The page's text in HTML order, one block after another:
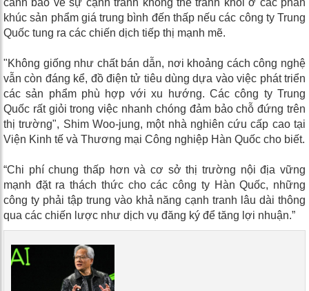
khúc sản phẩm giá trung bình đến thấp nếu các công ty Trung
Quốc tung ra các chiến dịch tiếp thị mạnh mẽ.
"Không giống như chất bán dẫn, nơi khoảng cách công nghệ
vẫn còn đáng kể, đồ điện tử tiêu dùng dựa vào việc phát triển
các sản phẩm phù hợp với xu hướng. Các công ty Trung
Quốc rất giỏi trong việc nhanh chóng đảm bảo chỗ đứng trên
thị trường", Shim Woo-jung, một nhà nghiên cứu cấp cao tại
Viện Kinh tế và Thương mại Công nghiệp Hàn Quốc cho biết.
“Chi phí chung thấp hơn và cơ sở thị trường nội địa vững
mạnh đặt ra thách thức cho các công ty Hàn Quốc, những
công ty phải tập trung vào khả năng cạnh tranh lâu dài thông
qua các chiến lược như dịch vụ đăng ký để tăng lợi nhuận.”